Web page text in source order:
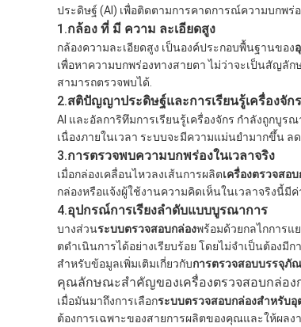
ประดิษฐ์ (AI) เพื่อติดตามการคาดการณ์ความบกพร่
1.กล้อง ที่ มี ความ ละเอียดสูง
กล้องความละเอียดสูง เป็นองค์ประกอบพื้นฐานของ
เพื่อหาความบกพร่องทางสายตา ไม่ว่าจะเป็นสัญลั
สามารถตรวจพบได้.
2.สติปัญญาประดิษฐ์และการเรียนรู้เครื่องจักร
AI และอัลการิทึมการเรียนรู้เครื่องจักร กําลังถูกบู
เนื่องภายในเวลา ระบบจะมีความแม่นยํามากขึ้น
3.การตรวจพบความบกพร่องในเวลาจริง
เมื่อกล่องเคลื่อนไหวลงเส้นการผลิตเครื่องตรวจสอ
กล่องหรือแจ้งผู้ใช้งานความคิดเห็นในเวลาจริงนี้มี
4.อุปกรณ์การเรียงลําดับแบบบูรณาการ
บางส่วนระบบตรวจสอบกล่องพร้อมด้วยกลไกการแ
ตดําเนินการได้อย่างเรียบร้อย โดยไม่จําเป็นต้องมีก
สําหรับข้อมูลเพิ่มเติมเกี่ยวกับการตรวจสอบบรรจุ
คุณลักษณะสําคัญของเครื่องตรวจสอบกล่อง
เมื่อมันมาถึงการเลือกระบบตรวจสอบกล่องสําหรับอุ
ต้องการเฉพาะของสายการผลิตของคุณและให้ผลง